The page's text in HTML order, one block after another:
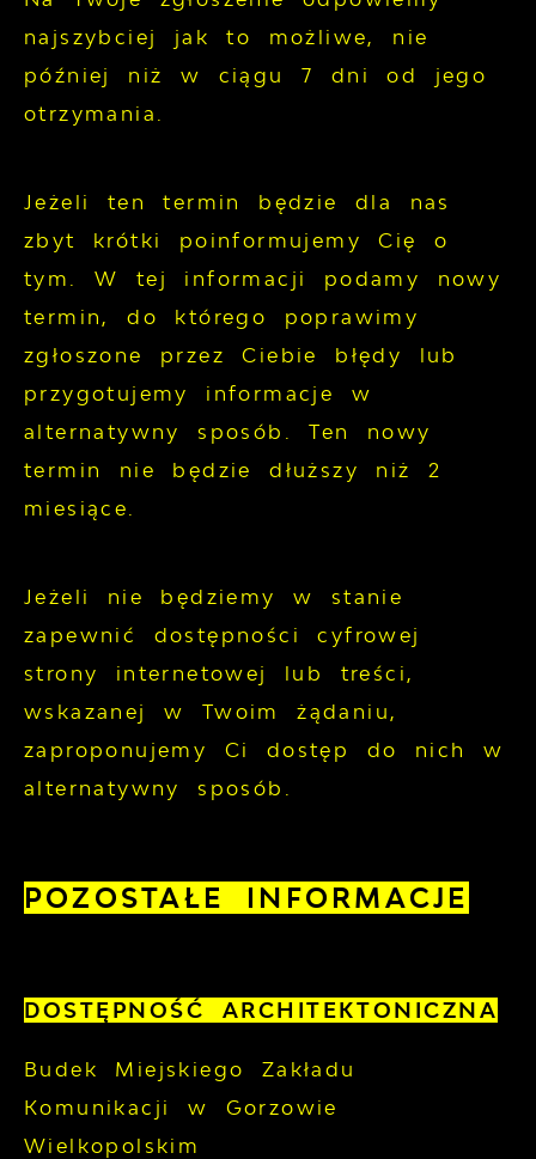
najszybciej jak to możliwe, nie
później niż w ciągu 7 dni od jego
otrzymania.
Jeżeli ten termin będzie dla nas
zbyt krótki poinformujemy Cię o
tym. W tej informacji podamy nowy
termin, do którego poprawimy
zgłoszone przez Ciebie błędy lub
przygotujemy informacje w
alternatywny sposób. Ten nowy
termin nie będzie dłuższy niż 2
miesiące.
Jeżeli nie będziemy w stanie
zapewnić dostępności cyfrowej
strony internetowej lub treści,
wskazanej w Twoim żądaniu,
zaproponujemy Ci dostęp do nich w
alternatywny sposób.
POZOSTAŁE INFORMACJE
DOSTĘPNOŚĆ ARCHITEKTONICZNA
Budek Miejskiego Zakładu
Komunikacji w Gorzowie
Wielkopolskim